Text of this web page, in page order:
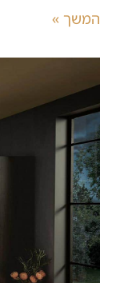
המשך »